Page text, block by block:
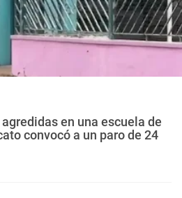
en una escuela de
convocó a un paro de 24